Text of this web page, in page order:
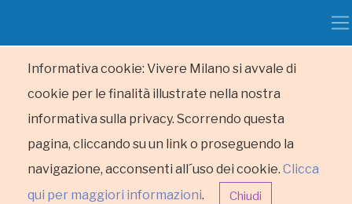
Informativa cookie: Vivere Milano si avvale di
cookie per le finalità illustrate nella nostra
informativa sulla privacy. Scorrendo questa
pagina, cliccando su un link o proseguendo la
navigazione, acconsenti all´uso dei cookie. Clicca
qui per maggiori informazioni. Chiudi